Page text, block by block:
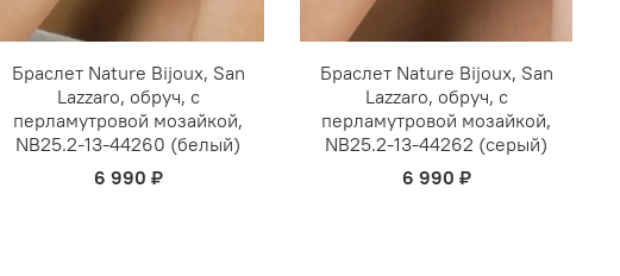
Браслет Nature Bijoux, San
Lazzaro, обруч, с
перламутровой мозайкой,
NB25.2-13-44260 (белый)
6 990 ₽
Браслет Nature Bijoux, San
Lazzaro, обруч, с
перламутровой мозайкой,
NB25.2-13-44262 (серый)
6 990 ₽